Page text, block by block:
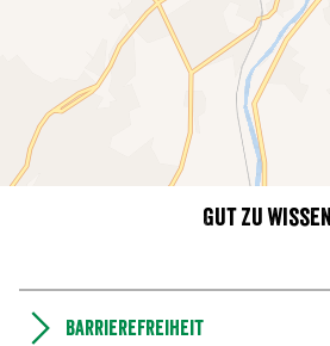
Gut zu wissen
Barrierefreiheit